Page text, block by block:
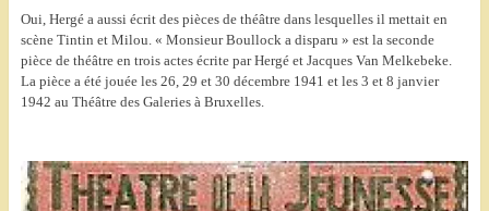
Oui, Hergé a aussi écrit des pièces de théâtre dans lesquelles il mettait en
scène Tintin et Milou. « Monsieur Boullock a disparu » est la seconde
pièce de théâtre en trois actes écrite par Hergé et Jacques Van Melkebeke.
La pièce a été jouée les 26, 29 et 30 décembre 1941 et les 3 et 8 janvier
1942 au Théâtre des Galeries à Bruxelles.